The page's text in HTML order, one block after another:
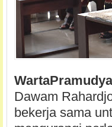
WartaPramudya
Dawam
bekerja sama